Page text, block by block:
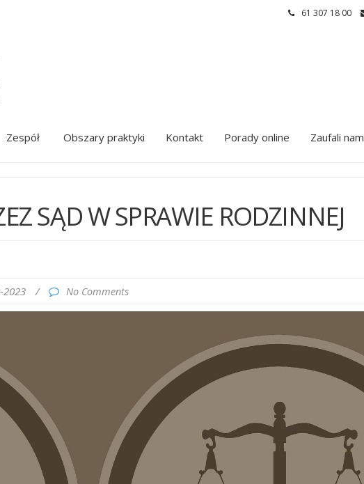
61 307 18 00
Zespół Obszary praktyki Kontakt Porady online Zaufali nam
SĄD W SPRAWIE RODZINNEJ
2023 / No Comments